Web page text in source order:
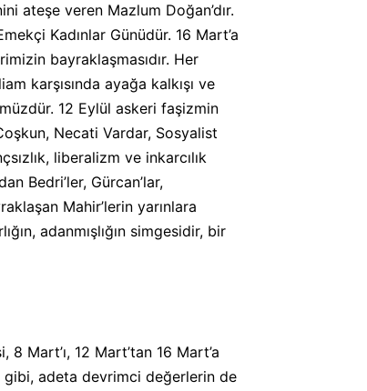
ateşe veren Mazlum Doğan’dır.
Kadınlar Günüdür. 16 Mart’a
bayraklaşmasıdır. Her
karşısında ayağa kalkışı ve
12 Eylül askeri faşizmin
Necati Vardar, Sosyalist
liberalizm ve inkarcılık
Bedri’ler, Gürcan’lar,
Mahir’lerin yarınlara
adanmışlığın simgesidir, bir
8 Mart’ı, 12 Mart’tan 16 Mart’a
gibi, adeta devrimci değerlerin de